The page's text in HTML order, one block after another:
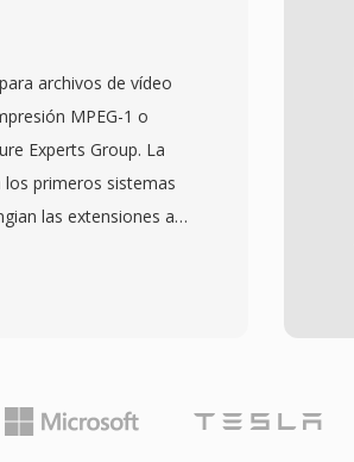
las décadas de
de archivos AVI a
modernos más
de audio,
un solo archivo. Sin
incluyendo
uno de los
archivos de vídeo
MPEG-1 o
Experts Group. La
primeros sistemas
las extensiones a
de la designacion
2000 para almacenar
en todo,